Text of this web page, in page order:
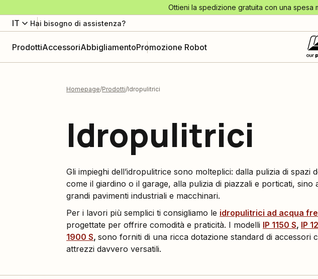
Ottieni la spedizione gratuita con una spesa
IT Hai bisogno di assistenza?
ProdottiAccessoriAbbigliamentoPromozione Robot
Homepage Prodotti Idropulitrici
Idropulitrici
Gli impieghi dell’idropulitrice sono molteplici: dalla pulizia di spazi
come il giardino o il garage, alla pulizia di piazzali e porticati, sino
grandi pavimenti industriali e macchinari.
Per i lavori più semplici ti consigliamo le idropulitrici ad acqua
progettate per offrire comodità e praticità. I modelli IP 1150 S, IP
1900 S, sono forniti di una ricca dotazione standard di accessori
attrezzi davvero versatili.